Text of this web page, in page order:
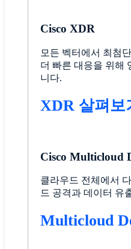
Cisco XDR
모든 벡터에서 최첨
더 빠른 대응을 위해
니다.
XDR 살펴보
Cisco Multicloud
클라우드 전체에서
드 공격과 데이터 유
Multicloud